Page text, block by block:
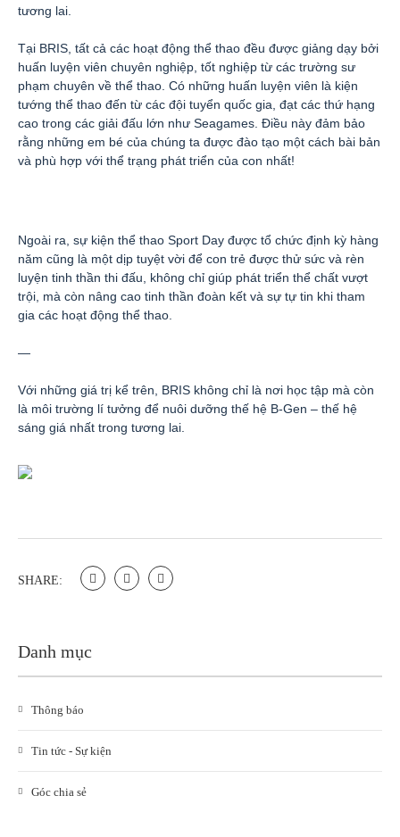
tương lai.
Tại BRIS, tất cả các hoạt động thể thao đều được giảng dạy bởi
huấn luyện viên chuyên nghiệp, tốt nghiệp từ các trường sư
phạm chuyên về thể thao. Có những huấn luyện viên là kiện
tướng thể thao đến từ các đội tuyển quốc gia, đạt các thứ hạng
cao trong các giải đấu lớn như Seagames. Điều này đảm bảo
rằng những em bé của chúng ta được đào tạo một cách bài bản
và phù hợp với thể trạng phát triển của con nhất!
Ngoài ra, sự kiện thể thao Sport Day được tổ chức định kỳ hàng
năm cũng là một dịp tuyệt vời để con trẻ được thử sức và rèn
luyện tinh thần thi đấu, không chỉ giúp phát triển thể chất vượt
trội, mà còn nâng cao tinh thần đoàn kết và sự tự tin khi tham
gia các hoạt động thể thao.
—
Với những giá trị kể trên, BRIS không chỉ là nơi học tập mà còn
là môi trường lí tưởng để nuôi dưỡng thế hệ B-Gen – thế hệ
sáng giá nhất trong tương lai.
SHARE:
Danh mục
Thông báo
Tin tức - Sự kiện
Góc chia sẻ